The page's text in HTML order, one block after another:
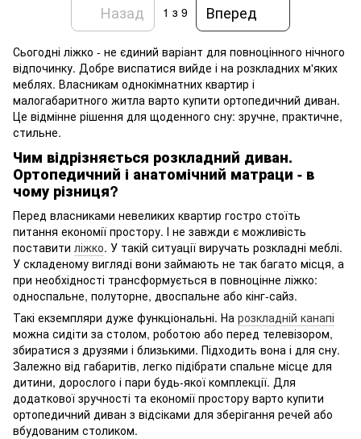
Назад 1 з 9 Вперед
Сьогодні ліжко - не єдиний варіант для повноцінного нічного
відпочинку. Добре виспатися вийде і на розкладних м'яких
меблях. Власникам однокімнатних квартир і
малогабаритного житла варто купити ортопедичний диван.
Це відмінне рішення для щоденного сну: зручне, практичне,
стильне.
Чим відрізняється розкладний диван.
Ортопедичний і анатомічний матраци - в
чому різниця?
Перед власниками невеликих квартир гостро стоїть
питання економії простору. І не завжди є можливість
поставити ліжко. У такій ситуації виручать розкладні меблі.
У складеному вигляді вони займають не так багато місця, а
при необхідності трансформується в повноцінне ліжко:
односпальне, полуторне, двоспальне або кінг-сайз.
Такі екземпляри дуже функціональні. На розкладній канапі
можна сидіти за столом, роботою або перед телевізором,
збиратися з друзями і близькими. Підходить вона і для сну.
Залежно від габаритів, легко підібрати спальне місце для
дитини, дорослого і пари будь-якої комплекції. Для
додаткової зручності та економії простору варто купити
ортопедичний диван з відсіками для зберігання речей або
вбудованим столиком.